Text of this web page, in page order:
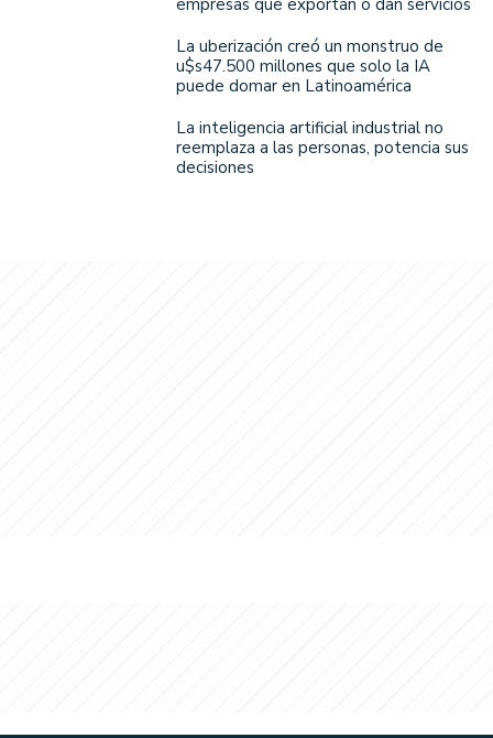
La uberización creó un monstruo de
u$s47.500 millones que solo la IA
puede domar en Latinoamérica
La inteligencia artificial industrial no
reemplaza a las personas, potencia sus
decisiones